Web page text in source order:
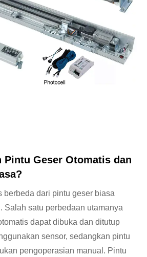
Pintu Geser Otomatis dan
berbeda dari pintu geser biasa
Salah satu perbedaan utamanya
dapat dibuka dan ditutup
sensor, sedangkan pintu
pengoperasian manual. Pintu